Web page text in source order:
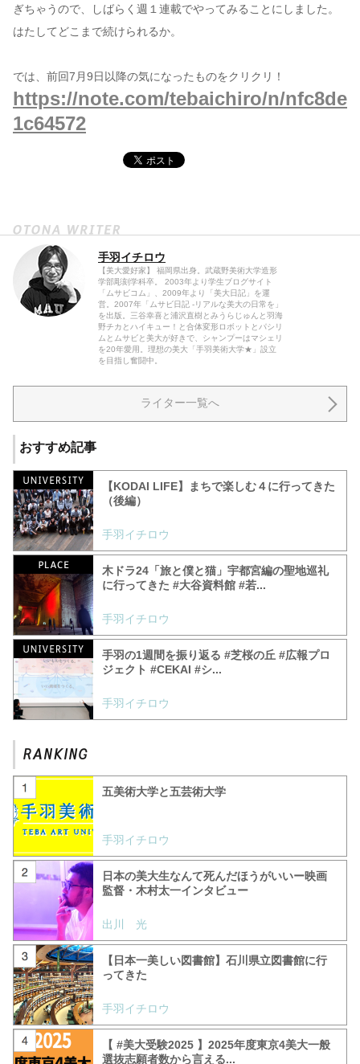
ぎちゃうので、しばらく週１連載でやってみることにしました。
はたしてどこまで続けられるか。
では、前回7月9日以降の気になったものをクリクリ！
https://note.com/tebaichiro/n/nfc8de
1c64572
手羽イチロウ
【美大愛好家】 福岡県出身。武蔵野美術大学造形
学部彫刻学科卒。 2003年より学生ブログサイト
「ムサビコム」、2009年より「美大日記」を運
営。2007年「ムサビ日記 -リアルな美大の日常を」
を出版。三谷幸喜と浦沢直樹とみうらじゅんと羽海
野チカとハイキュー！と合体変形ロボットとパシリ
ムとムサビと美大が好きで、シャンプーはマシェリ
を20年愛用。理想の美大「手羽美術大学★」設立
を目指し奮闘中。
ライター一覧へ
おすすめ記事
【KODAI LIFE】まちで楽しむ４に行ってきた
（後編）
手羽イチロウ
木ドラ24「旅と僕と猫」宇都宮編の聖地巡礼
に行ってきた #大谷資料館 #若...
手羽イチロウ
手羽の1週間を振り返る #芝桜の丘 #広報プロ
ジェクト #CEKAI #シ...
手羽イチロウ
五美術大学と五芸術大学
手羽イチロウ
日本の美大生なんて死んだほうがいいー映画
監督・木村太一インタビュー
出川 光
【日本一美しい図書館】石川県立図書館に行
ってきた
手羽イチロウ
【 #美大受験2025 】2025年度東京4美大一般
選抜志願者数から言える...